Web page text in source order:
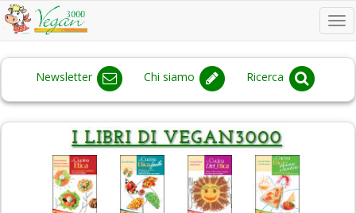
Newsletter Chi siamo Ricerca